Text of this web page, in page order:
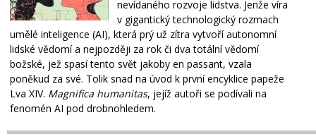
nevídaného rozvoje lidstva. Jenže víra
v gigantický technologický rozmach
umělé inteligence (AI), která prý už zítra vytvoří autonomní
lidské vědomí a nejpozději za rok či dva totální vědomí
božské, jež spasí tento svět jakoby en passant, vzala
poněkud za své. Tolik snad na úvod k první encyklice papeže
Lva XIV. Magnifica humanitas, jejíž autoři se podívali na
fenomén AI pod drobnohledem.